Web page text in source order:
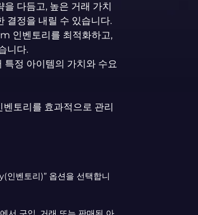
다듬고, 높은 거래 가치
결정을 내릴 수 있습니다.
인벤토리를 최적화하고,
니다.
특정 아이템의 가치와 수요
토리를 효과적으로 관리
벤토리)” 옵션을 선택합니